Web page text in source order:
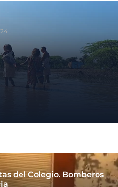
del Colegio. Bomberos